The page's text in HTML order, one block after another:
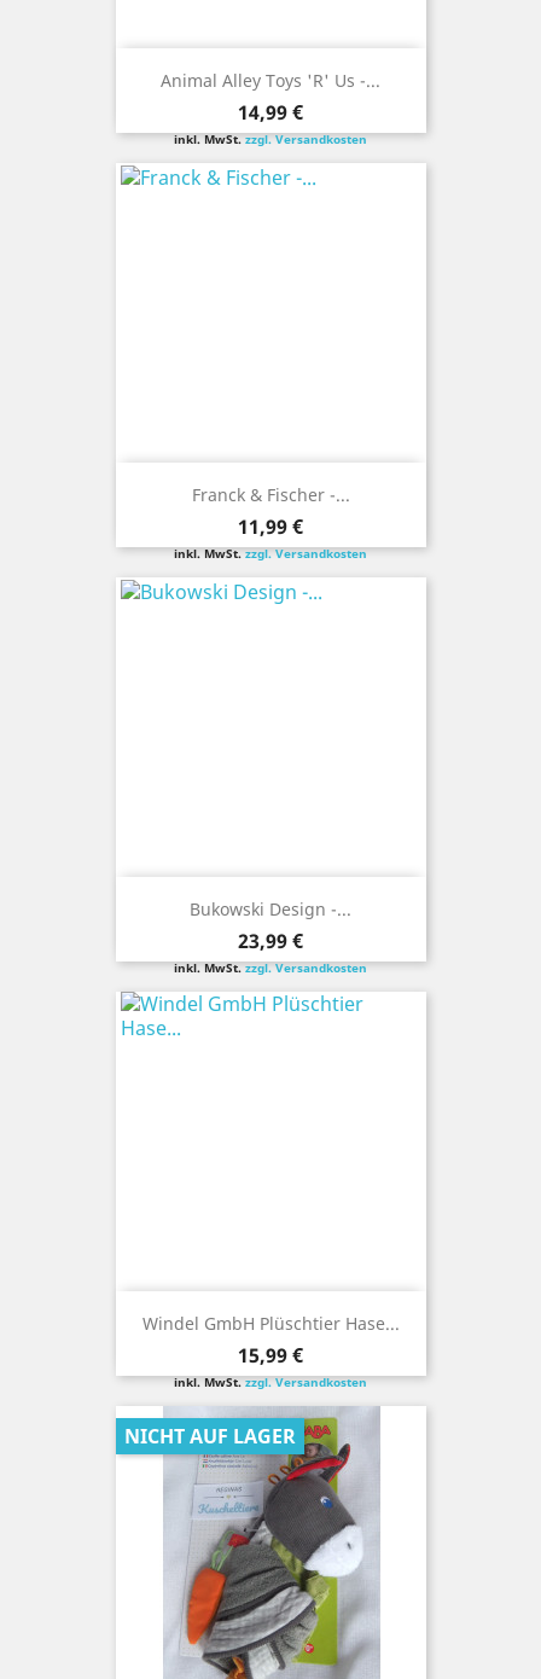
Animal Alley Toys 'R' Us -...
Preis
14,99 €
inkl. MwSt.zzgl. Versandkosten
Franck & Fischer -...
Preis
11,99 €
inkl. MwSt.zzgl. Versandkosten
Bukowski Design -...
Preis
23,99 €
inkl. MwSt.zzgl. Versandkosten
Windel GmbH Plüschtier Hase...
Preis
15,99 €
inkl. MwSt.zzgl. Versandkosten
NICHT AUF LAGER